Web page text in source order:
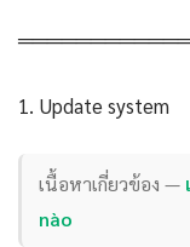
1. Update system
เนื้อหาเกี่ยวข้อง —
nào